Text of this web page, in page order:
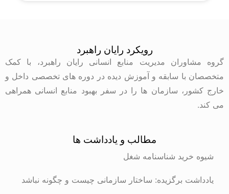
رویکرد رایان راهبرد
گروه مشاوران مدیریت منابع انسانی رایان راهبرد، با کمک
متخصصان با سابقه و آموزش دیده در دوره های تخصصی داخل و
خارج کشور، سازمان ها را در سفر بهبود منابع انسانی همراهی
می کند.
مطالب و یادداشت ها
شیوه خرید شناسنامه شغل
یادداشت برگزیده: ساختار سازمانی چیست و چگونه نباشد